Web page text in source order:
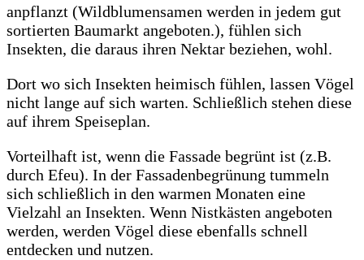
anpflanzt (Wildblumensamen werden in jedem gut
sortierten Baumarkt angeboten.), fühlen sich
Insekten, die daraus ihren Nektar beziehen, wohl.
Dort wo sich Insekten heimisch fühlen, lassen Vögel
nicht lange auf sich warten. Schließlich stehen diese
auf ihrem Speiseplan.
Vorteilhaft ist, wenn die Fassade begrünt ist (z.B.
durch Efeu). In der Fassadenbegrünung tummeln
sich schließlich in den warmen Monaten eine
Vielzahl an Insekten. Wenn Nistkästen angeboten
werden, werden Vögel diese ebenfalls schnell
entdecken und nutzen.